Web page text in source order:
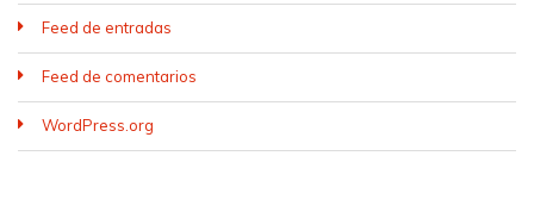
Feed de entradas
Feed de comentarios
WordPress.org